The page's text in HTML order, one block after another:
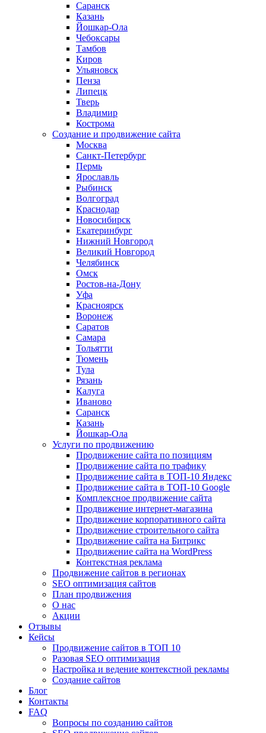
Саранск
Казань
Йошкар-Ола
Чебоксары
Тамбов
Киров
Ульяновск
Пенза
Липецк
Тверь
Владимир
Кострома
Создание и продвижение сайта
Москва
Санкт-Петербург
Пермь
Ярославль
Рыбинск
Волгоград
Краснодар
Новосибирск
Екатеринбург
Нижний Новгород
Великий Новгород
Челябинск
Омск
Ростов-на-Дону
Уфа
Красноярск
Воронеж
Саратов
Самара
Тольятти
Тюмень
Тула
Рязань
Калуга
Иваново
Саранск
Казань
Йошкар-Ола
Услуги по продвижению
Продвижение сайта по позициям
Продвижение сайта по трафику
Продвижение сайта в ТОП-10 Яндекс
Продвижение сайта в ТОП-10 Google
Комплексное продвижение сайта
Продвижение интернет-магазина
Продвижение корпоративного сайта
Продвижение строительного сайта
Продвижение сайта на Битрикс
Продвижение сайта на WordPress
Контекстная реклама
Продвижение сайтов в регионах
SEO оптимизация сайтов
План продвижения
О нас
Акции
Отзывы
Кейсы
Продвижение сайтов в ТОП 10
Разовая SEO оптимизация
Настройка и ведение контекстной рекламы
Создание сайтов
Блог
Контакты
FAQ
Вопросы по созданию сайтов